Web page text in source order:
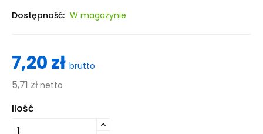
Dostępność: W magazynie
7,20 zł brutto
5,71 zł netto
Ilość